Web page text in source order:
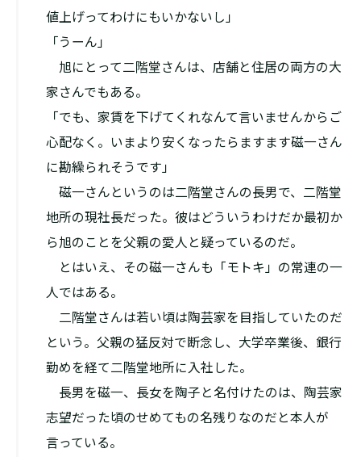
値上げってわけにもいかないし」
「うーん」
旭にとって二階堂さんは、店舗と住居の両方の大
家さんでもある。
「でも、家賃を下げてくれなんて言いませんからご
心配なく。いまより安くなったらますます磁一さん
に勘繰られそうです」
磁一さんというのは二階堂さんの長男で、二階堂
地所の現社長だった。彼はどういうわけだか最初か
ら旭のことを父親の愛人と疑っているのだ。
とはいえ、その磁一さんも「モトキ」の常連の一
人ではある。
二階堂さんは若い頃は陶芸家を目指していたのだ
という。父親の猛反対で断念し、大学卒業後、銀行
勤めを経て二階堂地所に入社した。
長男を磁一、長女を陶子と名付けたのは、陶芸家
志望だった頃のせめてもの名残りなのだと本人が
言っている。